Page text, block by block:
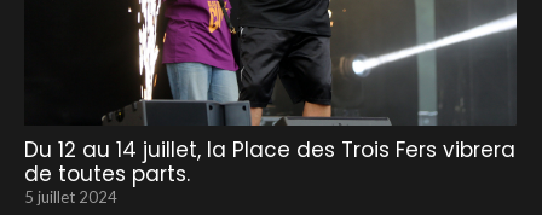
Du 12 au 14 juillet, la Place des Trois Fers vibrera
de toutes parts.
5 juillet 2024